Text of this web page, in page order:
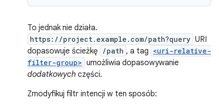
To jednak nie działa.
https://project.example.com/path?query URI
dopasowuje ścieżkę /path , a tag <uri-relative-
filter-group> umożliwia dopasowywanie
dodatkowych części.
Zmodyfikuj filtr intencji w ten sposób: